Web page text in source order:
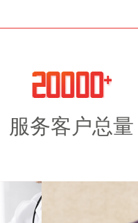
服务客户总量